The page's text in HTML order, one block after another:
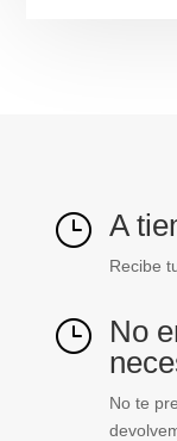
} A
Recibe
} No
No te